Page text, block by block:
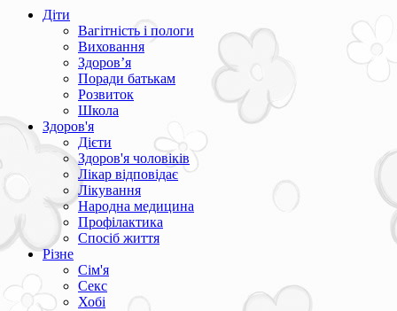
Діти
Вагітність і пологи
Виховання
Здоров’я
Поради батькам
Розвиток
Школа
Здоров'я
Дієти
Здоров'я чоловіків
Лікар відповідає
Лікування
Народна медицина
Профілактика
Спосіб життя
Різне
Сім'я
Секс
Хобі